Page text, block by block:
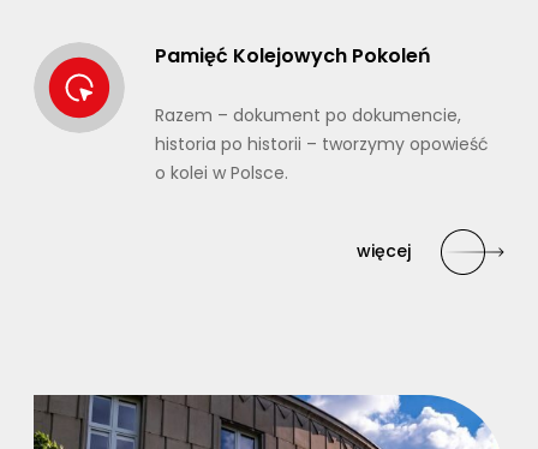
Pamięć Kolejowych Pokoleń
Razem – dokument po dokumencie,
historia po historii – tworzymy opowieść
o kolei w Polsce.
więcej